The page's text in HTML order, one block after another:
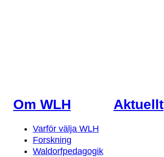
Om WLH
Varför välja WLH
Forskning
Waldorfpedagogik
Aktuellt